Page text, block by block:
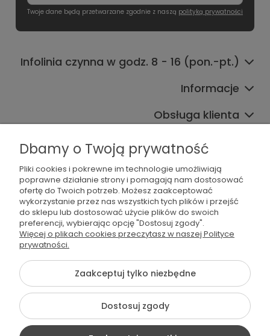
Twoje dane będą przetwarzane zgodnie z naszą polityką prywatności
Infolinia czynna w godz. 8 - 16 (pon.-pt.)
Informacje
Obsługa klienta
Współpraca
536 042 061
Szablon Flex byEcommercy
Dbamy o Twoją prywatność
Pliki cookies i pokrewne im technologie umożliwiają
poprawne działanie strony i pomagają nam dostosować
ofertę do Twoich potrzeb. Możesz zaakceptować
wykorzystanie przez nas wszystkich tych plików i przejść
do sklepu lub dostosować użycie plików do swoich
preferencji, wybierając opcję "Dostosuj zgody".
Więcej o plikach cookies przeczytasz w naszej Polityce
prywatności.
Zaakceptuj tylko niezbędne
Dostosuj zgody